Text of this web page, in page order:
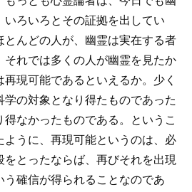
いろいろとその証拠を出してい
とんどの人が、幽霊は実在する者
それでは多くの人が幽霊を見たか
現可能であるといえるか。少く
学の対象となり得たものであった
なかったものである。というこ
ように、再現可能というのは、必
とったならば、再びそれを出現
う確信が得られることなのであ